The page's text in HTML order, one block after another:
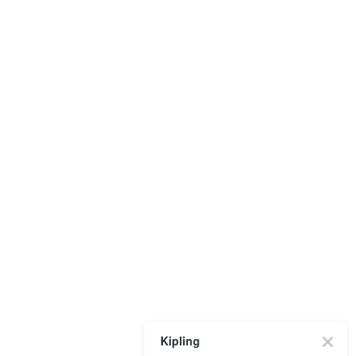
Kipling